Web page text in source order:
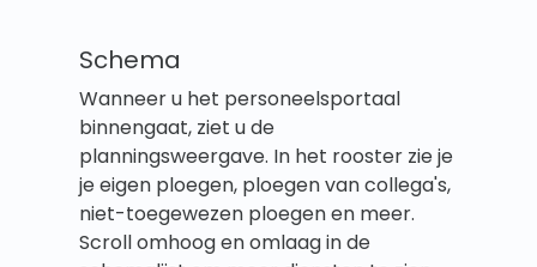
Schema
Wanneer u het personeelsportaal
binnengaat, ziet u de
planningsweergave. In het rooster zie je
je eigen ploegen, ploegen van collega's,
niet-toegewezen ploegen en meer.
Scroll omhoog en omlaag in de